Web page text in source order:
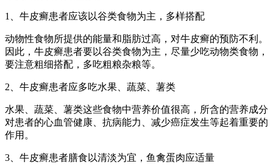
1、牛皮癣患者应该以谷类食物为主，多样搭配
动物性食物所提供的能量和脂肪过高，对牛皮癣的预防不利。
因此，牛皮癣患者要以谷类食物为主，尽量少吃动物类食物，
要注意粗细搭配，多吃粗粮杂粮等。
2、牛皮癣患者应多吃水果、蔬菜、薯类
水果、蔬菜、薯类这些食物中营养价值很高，所含的营养成分
对患者的心血管健康、抗病能力、减少癌症发生等起着重要的
作用。
3、牛皮癣患者膳食以清淡为宜，鱼禽蛋肉应适量